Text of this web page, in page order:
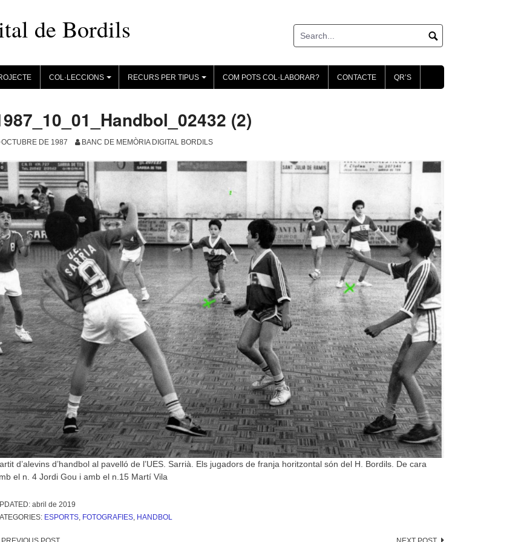
de Bordils
+
COL·LECCIONS
+
RECURS PER TIPUS COM POTS COL·LABORAR? CONTACTE QR’S
(2)
OCTUBRE DE 1987 BANC DE MEMÒRIA DIGITAL BORDILS
d’alevins d’handbol al pavelló de l’UES. Sarrià. Els jugadors de franja horitzontal són del H. Bordils. De cara
el n. 4 Jordi Gou i amb el n.15 Martí Vila
abril de 2019
ESPORTS, FOTOGRAFIES, HANDBOL